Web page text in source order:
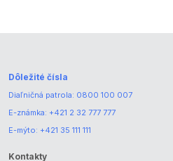
Dôležité čísla
Diaľničná patrola: 0800 100 007
E-známka: +421 2 32 777 777
E-mýto: +421 35 111 111
Kontakty